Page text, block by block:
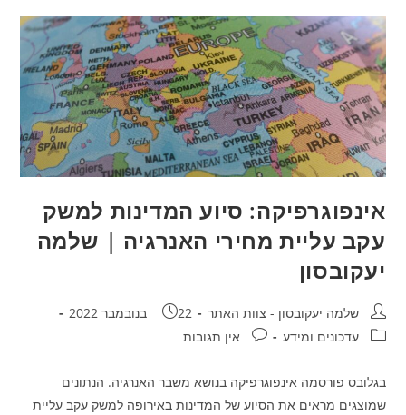
אינפוגרפיקה: סיוע המדינות למשק
עקב עליית מחירי האנרגיה | שלמה
יעקובסון
שלמה יעקובסון - צוות האתר
22 בנובמבר 2022
עדכונים ומידע
אין תגובות
בגלובס פורסמה אינפוגרפיקה בנושא משבר האנרגיה. הנתונים
שמוצגים מראים את הסיוע של המדינות באירופה למשק עקב עליית